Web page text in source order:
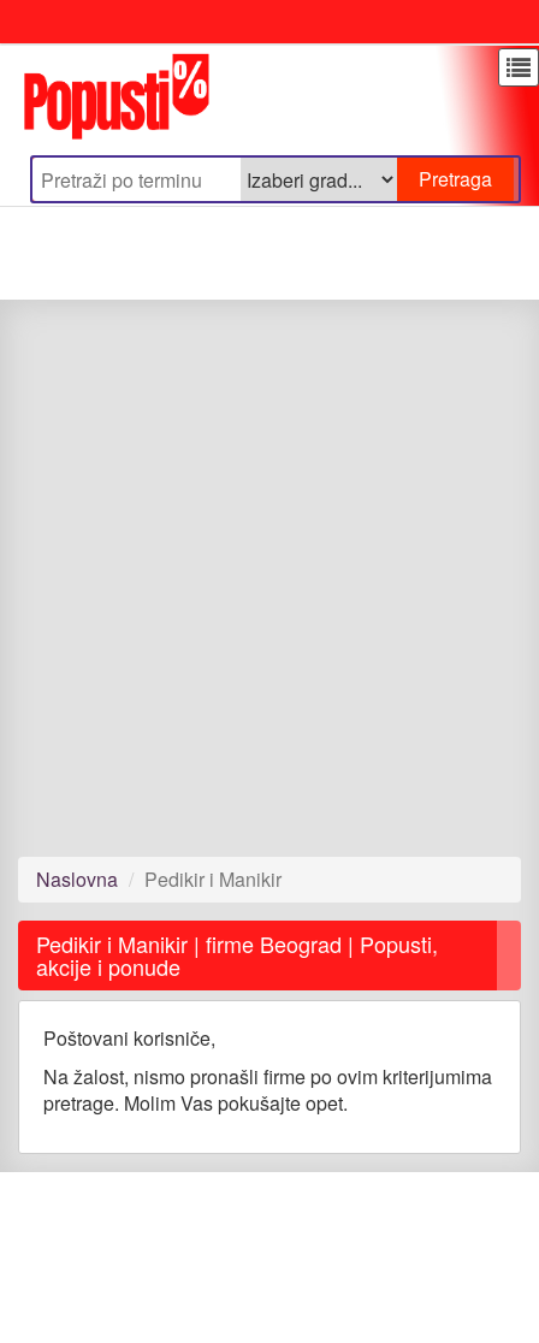
Naslovna Pedikir i Manikir
Pedikir i Manikir | firme Beograd | Popusti,
akcije i ponude
Poštovani korisniče,
Na žalost, nismo pronašli firme po ovim kriterijumima
pretrage. Molim Vas pokušajte opet.